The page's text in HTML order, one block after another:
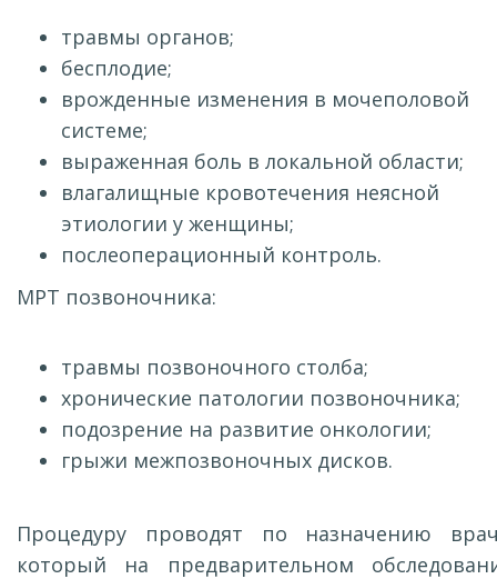
травмы органов;
бесплодие;
врожденные изменения в мочеполовой
системе;
выраженная боль в локальной области;
влагалищные кровотечения неясной
этиологии у женщины;
послеоперационный контроль.
МРТ позвоночника:
травмы позвоночного столба;
хронические патологии позвоночника;
подозрение на развитие онкологии;
грыжи межпозвоночных дисков.
Процедуру проводят по назначению
который на предварительном